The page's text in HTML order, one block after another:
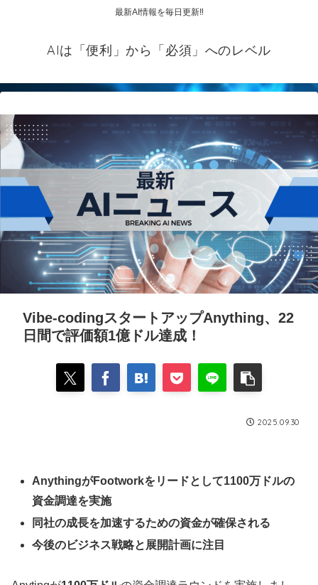
最新AI情報を毎日更新‼
AIは「便利」から「必須」へのレベル
Vibe-codingスタートアップAnything、22
日間で評価額1億ドル達成！
2025.09.30
AnythingがFootworkをリードとして1100万ドルの
資金調達を実施
同社の成長を加速するための資金が確保される
今後のビジネス戦略と展開計画に注目